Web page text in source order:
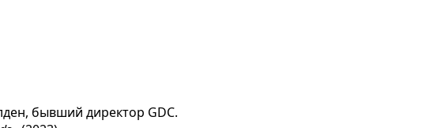
бывший директор GDC.